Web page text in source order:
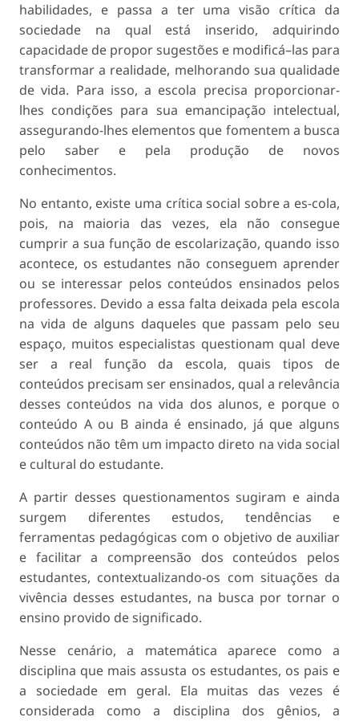
habilidades, e passa a ter uma visão crítica da
sociedade na qual está inserido, adquirindo
capacidade de propor sugestões e modificá–las para
transformar a realidade, melhorando sua qualidade
de vida. Para isso, a escola precisa proporcionar-
lhes condições para sua emancipação intelectual,
assegurando-lhes elementos que fomentem a busca
pelo saber e pela produção de novos
conhecimentos.
No entanto, existe uma crítica social sobre a es-cola,
pois, na maioria das vezes, ela não consegue
cumprir a sua função de escolarização, quando isso
acontece, os estudantes não conseguem aprender
ou se interessar pelos conteúdos ensinados pelos
professores. Devido a essa falta deixada pela escola
na vida de alguns daqueles que passam pelo seu
espaço, muitos especialistas questionam qual deve
ser a real função da escola, quais tipos de
conteúdos precisam ser ensinados, qual a relevância
desses conteúdos na vida dos alunos, e porque o
conteúdo A ou B ainda é ensinado, já que alguns
conteúdos não têm um impacto direto na vida social
e cultural do estudante.
A partir desses questionamentos sugiram e ainda
surgem diferentes estudos, tendências e
ferramentas pedagógicas com o objetivo de auxiliar
e facilitar a compreensão dos conteúdos pelos
estudantes, contextualizando-os com situações da
vivência desses estudantes, na busca por tornar o
ensino provido de significado.
Nesse cenário, a matemática aparece como a
disciplina que mais assusta os estudantes, os pais e
a sociedade em geral. Ela muitas das vezes é
considerada como a disciplina dos gênios, a